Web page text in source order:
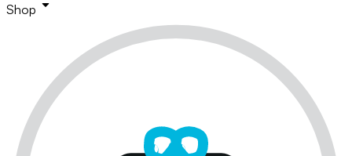
Shop